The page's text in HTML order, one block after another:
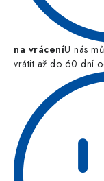
na vráceníU nás
vrátit až do 60 dní